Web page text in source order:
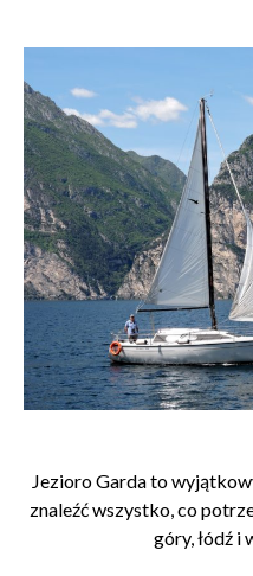
Jezioro Garda to
znaleźć wszystko, co
góry, łódź i